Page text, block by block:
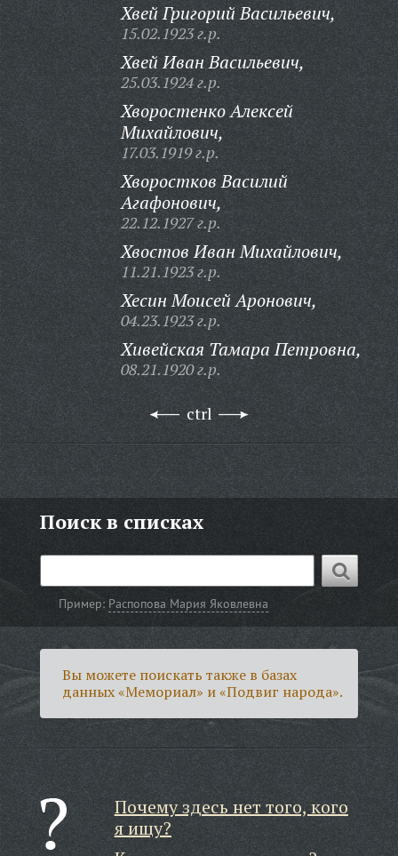
Хвей Григорий Васильевич,
15.02.1923 г.р.
Хвей Иван Васильевич,
25.03.1924 г.р.
Хворостенко Алексей
Михайлович,
17.03.1919 г.р.
Хворостков Василий
Агафонович,
22.12.1927 г.р.
Хвостов Иван Михайлович,
11.21.1923 г.р.
Хесин Моисей Аронович,
04.23.1923 г.р.
Хивейская Тамара Петровна,
08.21.1920 г.р.
ctrl
Поиск в списках
Пример: Распопова Мария Яковлевна
Вы можете поискать также в базах
данных «Мемориал» и «Подвиг народа».
Почему здесь нет того, кого
я ищу?